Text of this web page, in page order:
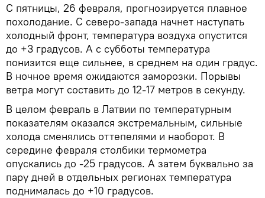
С пятницы, 26 февраля, прогнозируется плавное
похолодание. С северо-запада начнет наступать
холодный фронт, температура воздуха опустится
до +3 градусов. А с субботы температура
понизится еще сильнее, в среднем на один градус.
В ночное время ожидаются заморозки. Порывы
ветра могут составить до 12-17 метров в секунду.
В целом февраль в Латвии по температурным
показателям оказался экстремальным, сильные
холода сменялись оттепелями и наоборот. В
середине февраля столбики термометра
опускались до -25 градусов. А затем буквально за
пару дней в отдельных регионах температура
поднималась до +10 градусов.